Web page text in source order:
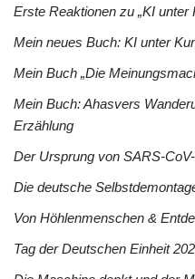
Erste Reaktionen zu „KI unter
Mein neues Buch: KI unter
Mein Buch „Die
Mein Buch: Ahasvers
Erzählung
Der Ursprung von SARS-
Die deutsche
Von Höhlenmenschen &
Tag der Deutschen Einheit